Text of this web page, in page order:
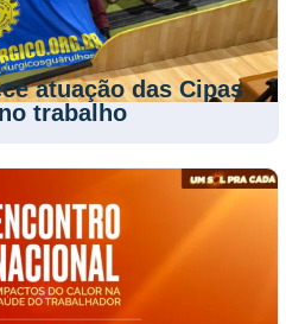
atuação das Cipas
trabalho